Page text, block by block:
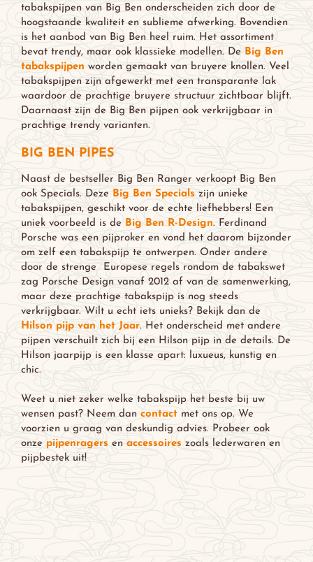
tabakspijpen van Big Ben onderscheiden zich door de
hoogstaande kwaliteit en sublieme afwerking. Bovendien
is het aanbod van Big Ben heel ruim. Het assortiment
bevat trendy, maar ook klassieke modellen. De Big Ben
tabakspijpen worden gemaakt van bruyere knollen. Veel
tabakspijpen zijn afgewerkt met een transparante lak
waardoor de prachtige bruyere structuur zichtbaar blijft.
Daarnaast zijn de Big Ben pijpen ook verkrijgbaar in
prachtige trendy varianten.
BIG BEN PIPES
Naast de bestseller Big Ben Ranger verkoopt Big Ben
ook Specials. Deze Big Ben Specials zijn unieke
tabakspijpen, geschikt voor de echte liefhebbers! Een
uniek voorbeeld is de Big Ben R-Design. Ferdinand
Porsche was een pijproker en vond het daarom bijzonder
om zelf een tabakspijp te ontwerpen. Onder andere
door de strenge Europese regels rondom de tabakswet
zag Porsche Design vanaf 2012 af van de samenwerking,
maar deze prachtige tabakspijp is nog steeds
verkrijgbaar. Wilt u echt iets unieks? Bekijk dan de
Hilson pijp van het Jaar. Het onderscheid met andere
pijpen verschuilt zich bij een Hilson pijp in de details. De
Hilson jaarpijp is een klasse apart: luxueus, kunstig en
chic.
Weet u niet zeker welke tabakspijp het beste bij uw
wensen past? Neem dan contact met ons op. We
voorzien u graag van deskundig advies. Probeer ook
onze pijpenragers en accessoires zoals lederwaren en
pijpbestek uit!